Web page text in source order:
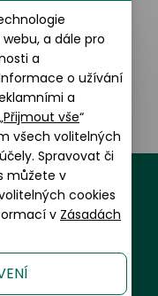
brýle lesklé žluté
Detaily
a dále pro
a
o užívání
a
Přijmout vše“
všech volitelných
Spravovat či
můžete v
cookies
v Zásadách